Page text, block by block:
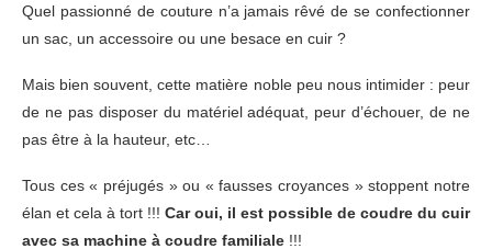
Quel passionné de couture n’a jamais rêvé de se confectionner
un sac, un accessoire ou une besace en cuir ?
Mais bien souvent, cette matière noble peu nous intimider : peur
de ne pas disposer du matériel adéquat, peur d’échouer, de ne
pas être à la hauteur, etc…
Tous ces « préjugés » ou « fausses croyances » stoppent notre
élan et cela à tort !!! Car oui, il est possible de coudre du cuir
avec sa machine à coudre familiale !!!